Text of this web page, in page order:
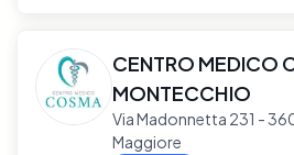
CENTRO MEDICO
MONTECCHIO
Via Madonnetta 231 -
Maggiore